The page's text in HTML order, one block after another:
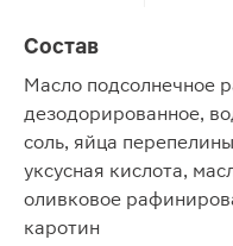
Состав
Масло подсолнечное
дезодорированное,
соль, яйца
уксусная кислота,
оливковое
каротин